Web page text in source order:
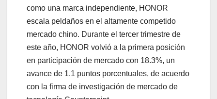
como una marca independiente, HONOR
escala peldaños en el altamente competido
mercado chino. Durante el tercer trimestre de
este año, HONOR volvió a la primera posición
en participación de mercado con 18.3%, un
avance de 1.1 puntos porcentuales, de acuerdo
con la firma de investigación de mercado de